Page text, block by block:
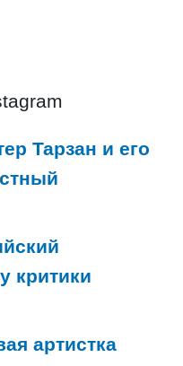
Тарзан и его
критики
артистка